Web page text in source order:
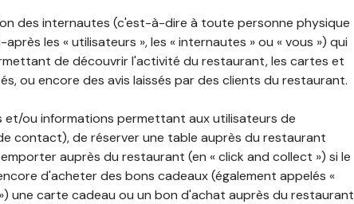
des internautes (c'est-à-dire à toute personne physique
les « utilisateurs », les « internautes » ou « vous ») qui
de découvrir l'activité du restaurant, les cartes et
ou encore des avis laissés par des clients du restaurant.
ou informations permettant aux utilisateurs de
contact), de réserver une table auprès du restaurant
auprès du restaurant (en « click and collect ») si le
d'acheter des bons cadeaux (également appelés «
une carte cadeau ou un bon d'achat auprès du restaurant